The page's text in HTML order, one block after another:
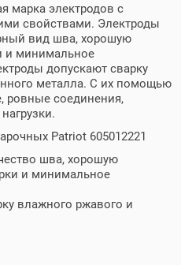
марка электродов с
свойствами. Электроды
вид шва, хорошую
и минимальное
допускают сварку
металла. С их помощью
ровные соединения,
Patriot 605012221
шва, хорошую
и минимальное
влажного ржавого и